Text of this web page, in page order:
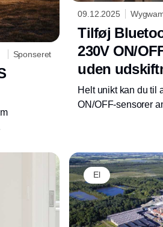
Sponseret
09.12.2025
Tilføj
230V ON/
uden
Helt unikt kan du til
ON/OFF-sensorer
El